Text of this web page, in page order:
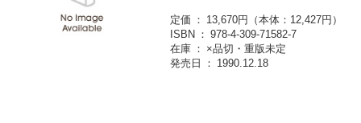
定価
13,670円（本体：12,427円）
ISBN
978-4-309-71582-7
在庫
×品切・重版未定
発売日
1990.12.18